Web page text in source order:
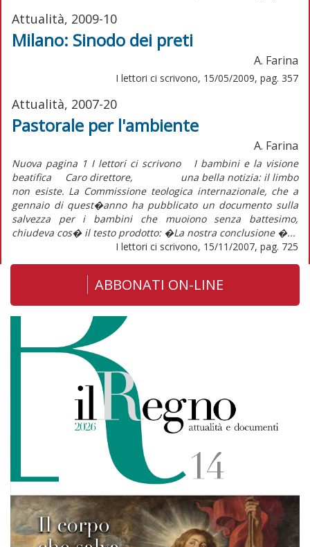
Attualità, 2009-10
Milano: Sinodo dei preti
A. Farina
I lettori ci scrivono, 15/05/2009, pag. 357
Attualità, 2007-20
Pastorale per l'ambiente
A. Farina
Nuova pagina 1 I lettori ci scrivono I bambini e la visione
beatifica Caro direttore, una bella notizia: il limbo
non esiste. La Commissione teologica internazionale, che a
gennaio di quest�anno ha pubblicato un documento sulla
salvezza per i bambini che muoiono senza battesimo,
chiudeva cos� il testo prodotto: �La nostra conclusione �...
I lettori ci scrivono, 15/11/2007, pag. 725
ABBONATI ON-LINE